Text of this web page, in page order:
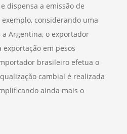
dispensa a emissão de
considerando uma
Argentina, o exportador
em pesos
brasileiro efetua o
cambial é realizada
ainda mais o